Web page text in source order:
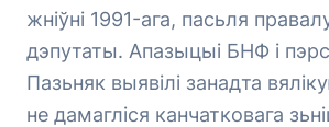
жніўні 1991-ага, пасьля
дэпутаты. Апазыцыі БНФ і
Пазьняк выявілі занадта
не дамагліся канчатковага